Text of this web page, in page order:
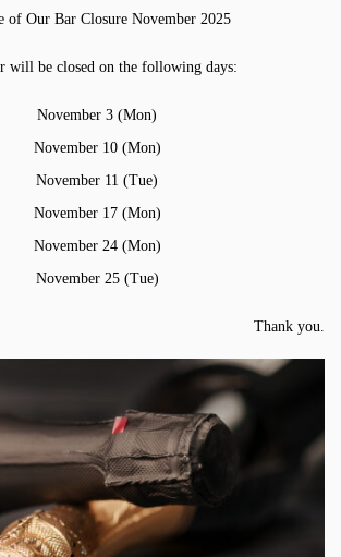
of Our Bar Closure November 2025
will be closed on the following days:
November 3 (Mon)
November 10 (Mon)
November 11 (Tue)
November 17 (Mon)
November 24 (Mon)
November 25 (Tue)
Thank you.